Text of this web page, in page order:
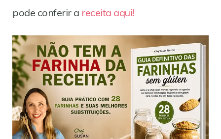
pode conferir a receita aqui!